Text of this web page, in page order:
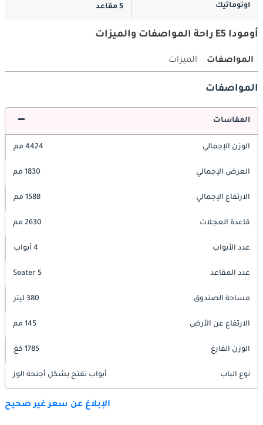
اوتوماتيك
5 مقاعد
أومودا E5 راحة المواصفات والميزات
المواصفات الميزات
المواصفات
المقاسات
الوزن الإجمالي 4424 مم
العرض الإجمالي 1830 مم
الارتفاع الإجمالي 1588 مم
قاعدة العجلات 2630 مم
عدد الأبواب 4 أبواب
عدد المقاعد 5 Seater
مساحة الصندوق 380 ليتر
الارتفاع عن الأرض 145 مم
الوزن الفارغ 1785 كغ
نوع الباب أبواب تفتح بشكل أجنحة الوز
الإبلاغ عن سعر غير صحيح